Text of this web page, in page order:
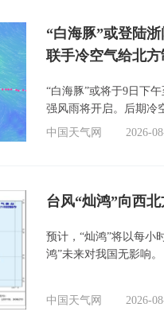
“白海豚”或登陆
联手冷空气给北
“白海豚”或将于9日下
强风雨将开启。后期冷
中国天气网
2026-
台风“灿鸿”向西
预计，“灿鸿”将以每小
鸿”未来对我国无影响。
中国天气网 2026-